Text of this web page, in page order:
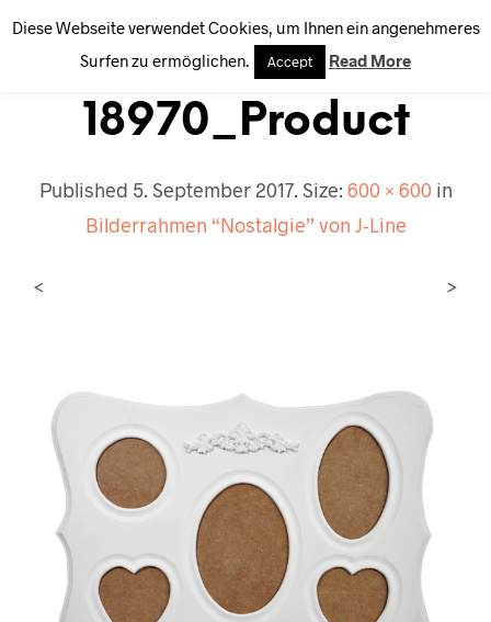
0
18970_Product
Published 5. September 2017. Size: 600 × 600in
Bilderrahmen “Nostalgie” von J-Line
< >
Diese Webseite verwendet Cookies, um Ihnen ein angenehmeres
Surfen zu ermöglichen.
Accept Read More